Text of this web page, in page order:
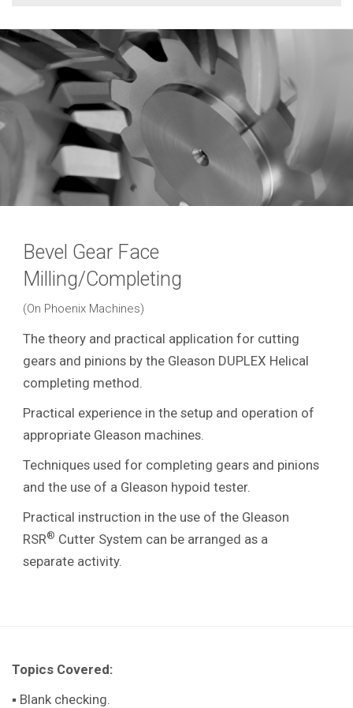
Bevel Gear Face
Milling/Completing
(On Phoenix Machines)
The theory and practical application for cutting
gears and pinions by the Gleason DUPLEX Helical
completing method.
Practical experience in the setup and operation of
appropriate Gleason machines.
Techniques used for completing gears and pinions
and the use of a Gleason hypoid tester.
Practical instruction in the use of the Gleason
RSR® Cutter System can be arranged as a
separate activity.
Topics Covered:
▪ Blank checking.